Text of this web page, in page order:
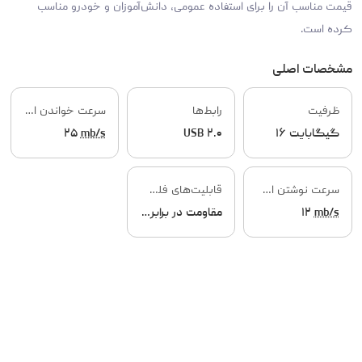
قیمت مناسب آن را برای استفاده‌ عمومی، دانش‌آموزان و خودرو مناسب
کرده است.
مشخصات اصلی
ظرفیت
گیگابایت ۱۶
رابط‌ها
USB ۲.۰
سرعت خواندن اطلاعات
۲۵mb/s
سرعت نوشتن اطلاعات
۱۲mb/s
قابلیت‌های فلش مموری
مقاومت در برابر شوک و لرزش